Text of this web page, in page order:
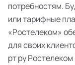
потребностям.
или тарифные
«Ростелеком»
для своих
рт ру